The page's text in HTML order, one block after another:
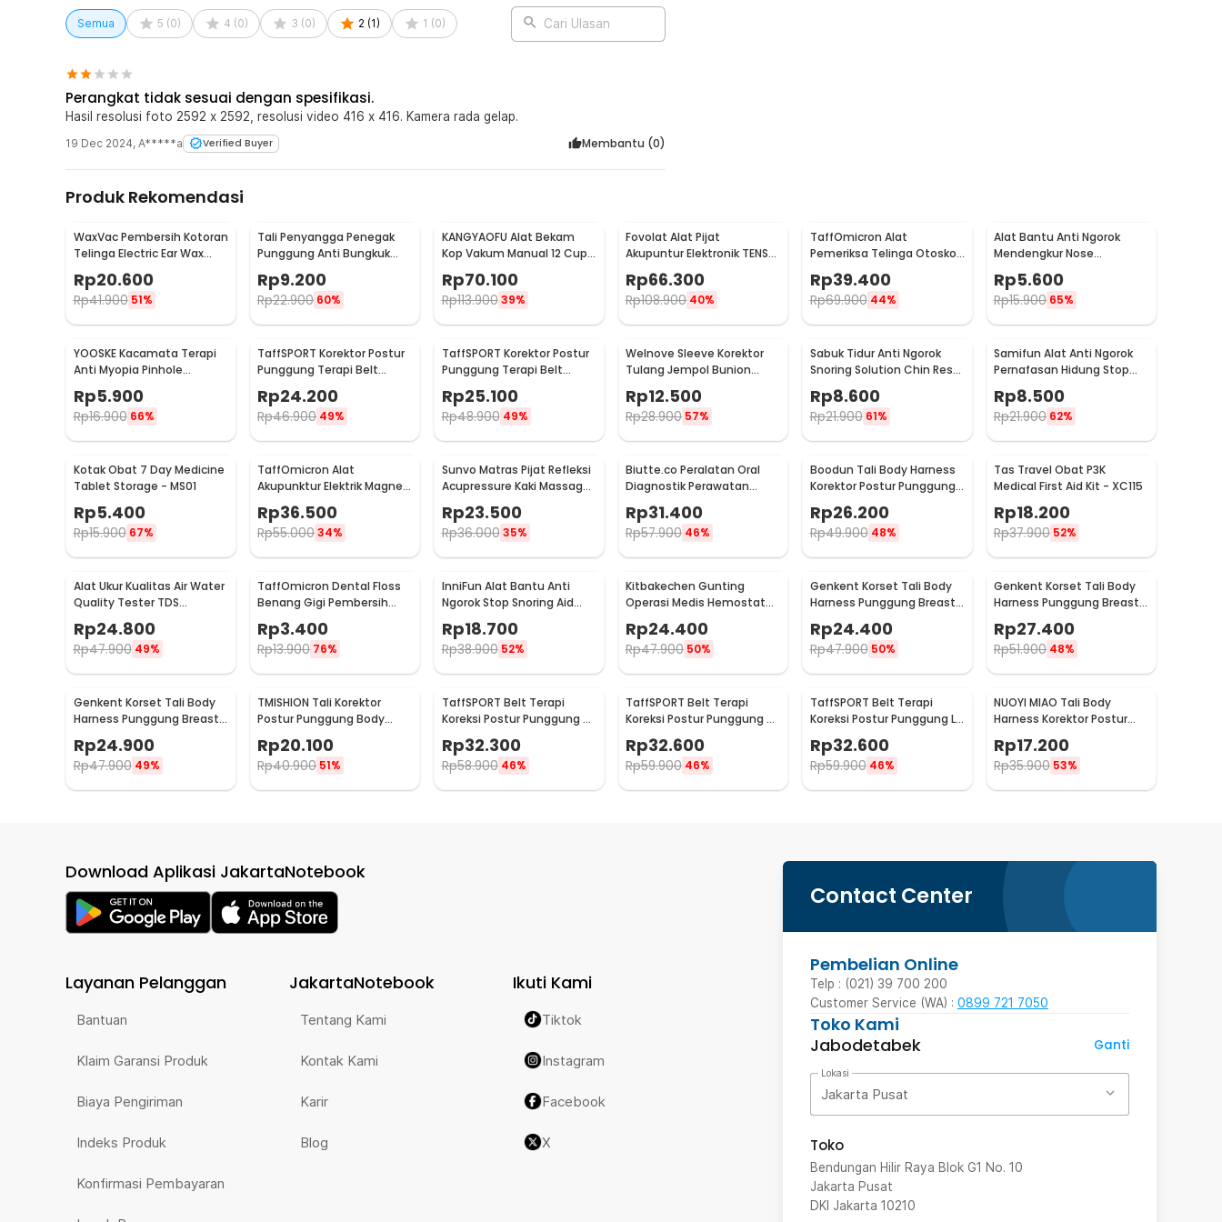
Semua 5 (0) 4 (0) 3 (0) 2 (1) 1 (0) Cari Ulasan
Perangkat tidak sesuai dengan spesifikasi.
Hasil resolusi foto 2592 x 2592, resolusi video 416 x 416. Kamera rada gelap.
19 Dec 2024, A*****a Verified Buyer Membantu (0)
Produk Rekomendasi
WaxVac Pembersih Kotoran
Telinga Electric Ear Wax
Vacuum Silicon Tip - 682
Rp20.600
Rp41.900 51%
Tali Penyangga Penegak
Punggung Anti Bungkuk
Rp9.200
Rp22.900 60%
KANGYAOFU Alat Bekam
Kop Vakum Manual 12 Cup
Rp70.100
Rp113.900 39%
Fovolat Alat Pijat
Akupuntur Elektronik TENS
Pulse Meridian Massager -
SY-D2-116
Rp66.300
Rp108.900 40%
TaffOmicron Alat
Pemeriksa Telinga Otoskop
Ear Scope with LED Light -
KT-GF08HA
Rp39.400
Rp69.900 44%
Alat Bantu Anti Ngorok
Mendengkur Nose
Breathing Stop Snoring 4
PCS
Rp5.600
Rp15.900 65%
YOOSKE Kacamata Terapi
Anti Myopia Pinhole
Rp5.900
Rp16.900 66%
TaffSPORT Korektor Postur
Punggung Terapi Belt
Rp24.200
Rp46.900 49%
TaffSPORT Korektor Postur
Punggung Terapi Belt
Rp25.100
Rp48.900 49%
Welnove Sleeve Korektor
Tulang Jempol Bunion
Rp12.500
Rp28.900 57%
Sabuk Tidur Anti Ngorok
Snoring Solution Chin Rest
Band 66cm - 5582
Rp8.600
Rp21.900 61%
Samifun Alat Anti Ngorok
Pernafasan Hidung Stop
Snoring Air Purifier - MX-
555
Rp8.500
Rp21.900 62%
Kotak Obat 7 Day Medicine
Tablet Storage - MS01
Rp5.400
Rp15.900 67%
TaffOmicron Alat
Akupunktur Elektrik Magnet
Therapy Battery - DF-618
Rp36.500
Rp55.00034%
Sunvo Matras Pijat Refleksi
Acupressure Kaki Massage
Rp23.500
Rp36.000 35%
Biutte.co Peralatan Oral
Diagnostik Perawatan
Dokter Gigi Dental 5in1 -
7CKQ01
Rp31.400
Rp57.900 46%
Boodun Tali Body Harness
Korektor Postur Punggung
Size M - BBJ-15
Rp26.200
Rp49.900 48%
Tas Travel Obat P3K
Medical First Aid Kit - XC115
Rp18.200
Rp37.900 52%
Alat Ukur Kualitas Air Water
Quality Tester TDS
Electrolyzer - JJ2850
Rp24.800
Rp47.900 49%
TaffOmicron Dental Floss
Benang Gigi Pembersih
Plak 50 PCS - LMT-558
Rp3.400
Rp13.900 76%
InniFun Alat Bantu Anti
Ngorok Stop Snoring Aid
Solution Tongue Guard -
G7G40
Rp18.700
Rp38.900 52%
Kitbakechen Gunting
Operasi Medis Hemostat
Rp24.400
Rp47.900 50%
Genkent Korset Tali Body
Harness Punggung Breast
Rp24.400
Rp47.900 50%
Genkent Korset Tali Body
Harness Punggung Breast
Rp27.400
Rp51.900 48%
Genkent Korset Tali Body
Harness Punggung Breast
Rp24.900
Rp47.900 49%
TMISHION Tali Korektor
Postur Punggung Body
- BBJ-16
Rp20.100
Rp40.900 51%
TaffSPORT Belt Terapi
Koreksi Postur Punggung S
- Y112
Rp32.300
Rp58.900 46%
TaffSPORT Belt Terapi
Koreksi Postur Punggung M
- Y112
Rp32.600
Rp59.900 46%
TaffSPORT Belt Terapi
Koreksi Postur Punggung L -
Rp32.600
Rp59.900 46%
NUOYI MIAO Tali Body
Harness Korektor Postur
Rp17.200
Rp35.900 53%
Contact Center
Pembelian Online
Telp : (021) 39 700 200
Customer Service (WA) : 0899 721 7050
Toko Kami
Jabodetabek
Ganti
Lokasi
Jakarta Pusat
Toko
Bendungan Hilir Raya Blok G1 No. 10
Jakarta Pusat
DKI Jakarta 10210
Download Aplikasi JakartaNotebook
Layanan Pelanggan
Bantuan
Klaim Garansi Produk
Biaya Pengiriman
Indeks Produk
Konfirmasi Pembayaran
JakartaNotebook
Tentang Kami
Kontak Kami
Karir
Blog
Ikuti Kami
Tiktok
Instagram
Facebook
X